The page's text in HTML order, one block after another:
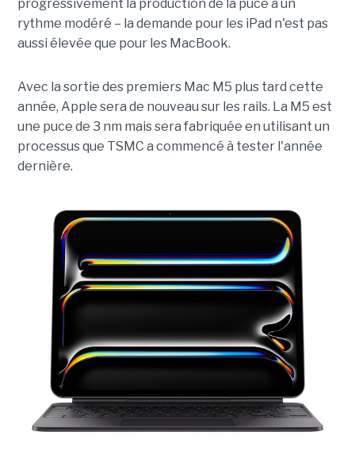
progressivement la production de la puce à un
rythme modéré – la demande pour les iPad n'est pas
aussi élevée que pour les MacBook.
Avec la sortie des premiers Mac M5 plus tard cette
année, Apple sera de nouveau sur les rails. La M5 est
une puce de 3 nm mais sera fabriquée en utilisant un
processus que TSMC a commencé à tester l'année
dernière.